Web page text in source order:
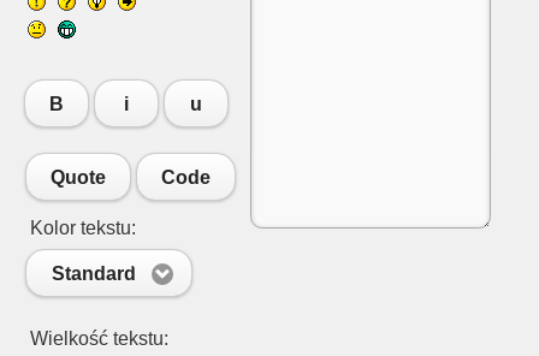
B i u
Quote Code
Kolor tekstu:
Standard
Wielkość tekstu: